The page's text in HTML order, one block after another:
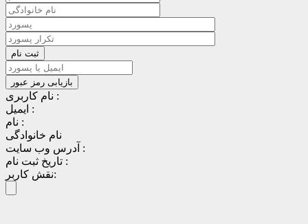
نام کاربری :
ایمیل :
نام :
نام خانوادگی
آدرس وب سایت :
تاریخ ثبت نام :
نقش کاربر: